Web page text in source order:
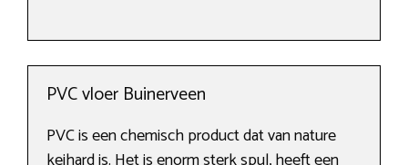
PVC vloer Buinerveen
PVC is een chemisch product dat van nature